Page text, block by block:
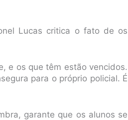
Lucas critica o fato de os
e os que têm estão vencidos.
para o próprio policial. É
garante que os alunos se